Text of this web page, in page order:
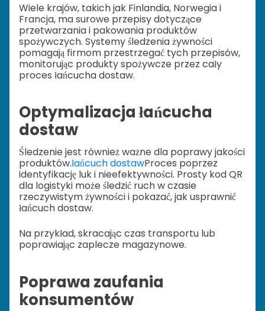
Wiele krajów, takich jak Finlandia, Norwegia i
Francja, ma surowe przepisy dotyczące
przetwarzania i pakowania produktów
spożywczych. Systemy śledzenia żywności
pomagają firmom przestrzegać tych przepisów,
monitorując produkty spożywcze przez cały
proces łańcucha dostaw.
Optymalizacja łańcucha
dostaw
Śledzenie jest również ważne dla poprawy jakości
produktów.łańcuch dostawProces poprzez
identyfikację luk i nieefektywności. Prosty kod QR
dla logistyki może śledzić ruch w czasie
rzeczywistym żywności i pokazać, jak usprawnić
łańcuch dostaw.
Na przykład, skracając czas transportu lub
poprawiając zaplecze magazynowe.
Poprawa zaufania
konsumentów